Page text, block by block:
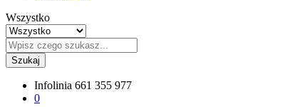
Wszystko
Szukaj
Infolinia 661 355 977
0